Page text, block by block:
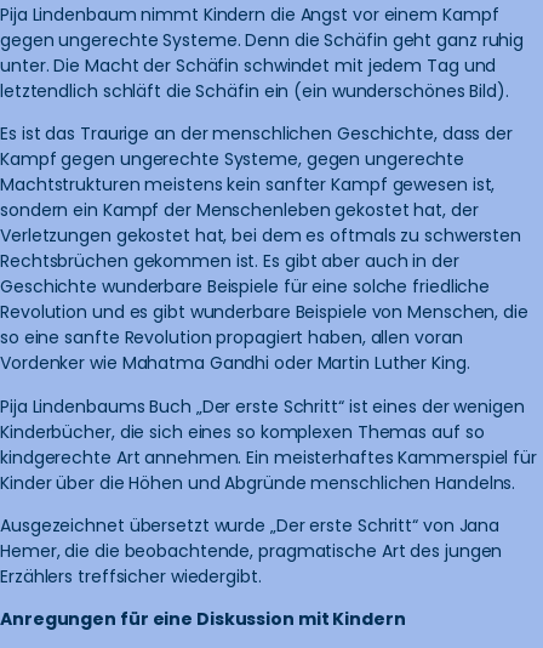
Pija Lindenbaum nimmt Kindern die Angst vor einem Kampf
gegen ungerechte Systeme. Denn die Schäfin geht ganz ruhig
unter. Die Macht der Schäfin schwindet mit jedem Tag und
letztendlich schläft die Schäfin ein (ein wunderschönes Bild).
Es ist das Traurige an der menschlichen Geschichte, dass der
Kampf gegen ungerechte Systeme, gegen ungerechte
Machtstrukturen meistens kein sanfter Kampf gewesen ist,
sondern ein Kampf der Menschenleben gekostet hat, der
Verletzungen gekostet hat, bei dem es oftmals zu schwersten
Rechtsbrüchen gekommen ist. Es gibt aber auch in der
Geschichte wunderbare Beispiele für eine solche friedliche
Revolution und es gibt wunderbare Beispiele von Menschen, die
so eine sanfte Revolution propagiert haben, allen voran
Vordenker wie Mahatma Gandhi oder Martin Luther King.
Pija Lindenbaums Buch „Der erste Schritt“ ist eines der wenigen
Kinderbücher, die sich eines so komplexen Themas auf so
kindgerechte Art annehmen. Ein meisterhaftes Kammerspiel für
Kinder über die Höhen und Abgründe menschlichen Handelns.
Ausgezeichnet übersetzt wurde „Der erste Schritt“ von Jana
Hemer, die die beobachtende, pragmatische Art des jungen
Erzählers treffsicher wiedergibt.
Anregungen für eine Diskussion mit Kindern